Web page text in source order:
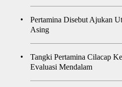
•
Pertamina Disebut Ajukan
Asing
•
Tangki Pertamina Cilacap
Evaluasi Mendalam